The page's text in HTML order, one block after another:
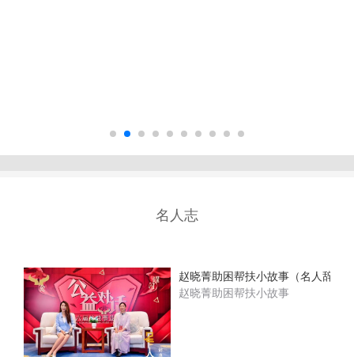
名人志
赵晓菁助困帮扶小故事（名人辞典
赵晓菁助困帮扶小故事